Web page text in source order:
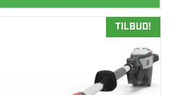
TILBUD!